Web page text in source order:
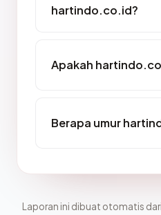
hartindo.co.id?
Apakah
Berapa umur
Laporan ini dibuat otomatis